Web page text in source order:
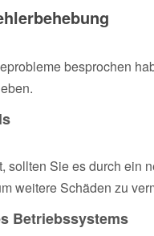
besprochen
sollten Sie es durch ein
weitere Schäden zu
Betriebssystems